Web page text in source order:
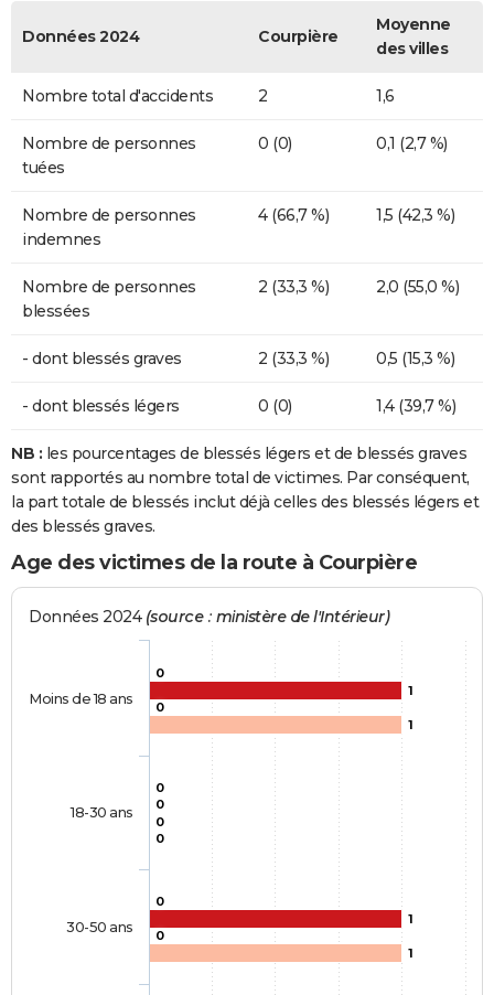
Données 2024 Courpière
Moyenne
des villes
Nombre total d'accidents 2 1,6
Nombre de personnes
tuées
0 (0) 0,1 (2,7 %)
Nombre de personnes
indemnes
4 (66,7 %) 1,5 (42,3 %)
Nombre de personnes
blessées
2 (33,3 %) 2,0 (55,0 %)
- dont blessés graves 2 (33,3 %) 0,5 (15,3 %)
- dont blessés légers 0 (0) 1,4 (39,7 %)
NB : les pourcentages de blessés légers et de blessés graves
sont rapportés au nombre total de victimes. Par conséquent,
la part totale de blessés inclut déjà celles des blessés légers et
des blessés graves.
Age des victimes de la route à Courpière
Données 2024 (source : ministère de l'Intérieur)
0
0
0
1
0
1
0
0
0
1
0
1
Moins de 18 ans
18-30 ans
30-50 ans